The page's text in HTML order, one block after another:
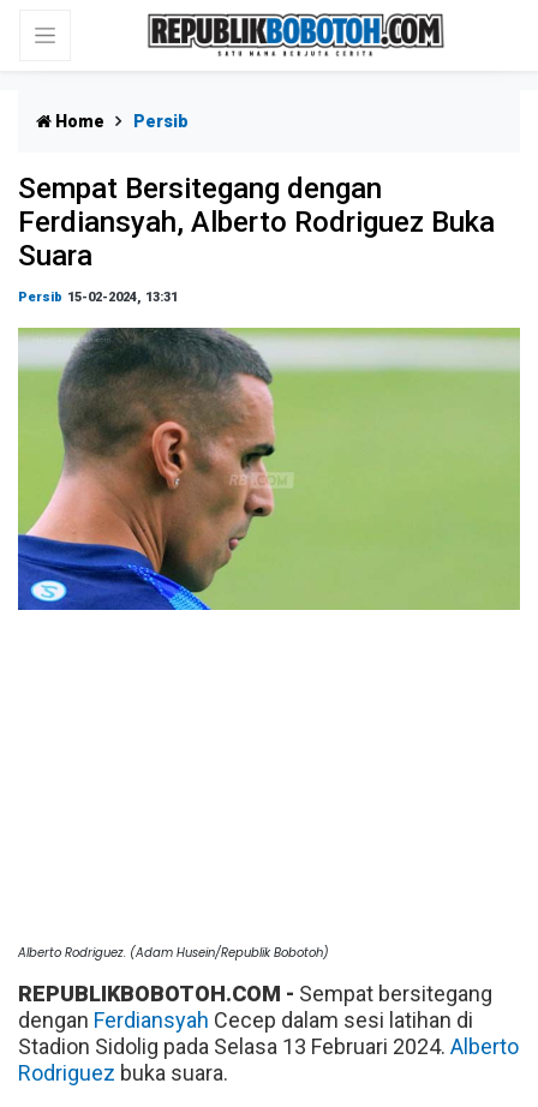
Home Persib
Sempat Bersitegang dengan
Ferdiansyah, Alberto Rodriguez Buka
Suara
Persib 15-02-2024, 13:31
Alberto Rodriguez. (Adam Husein/Republik Bobotoh)
REPUBLIKBOBOTOH.COM - Sempat bersitegang
dengan Ferdiansyah Cecep dalam sesi latihan di
Stadion Sidolig pada Selasa 13 Februari 2024. Alberto
Rodriguez buka suara.